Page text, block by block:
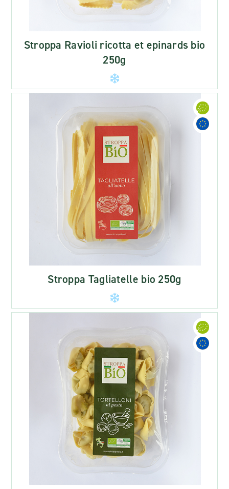
Stroppa Ravioli ricotta et epinards bio
250g
Stroppa Tagliatelle bio 250g